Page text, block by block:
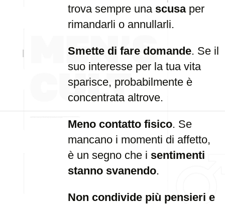
trova sempre una scusaper
rimandarli o annullarli.
Smette di fare domande. Se il
suo interesse per la tua vita
sparisce, probabilmente è
concentrata altrove.
Meno contatto fisico. Se
mancano i momenti di affetto,
è un segno che i sentimenti
stanno svanendo.
Non condivide più pensieri e